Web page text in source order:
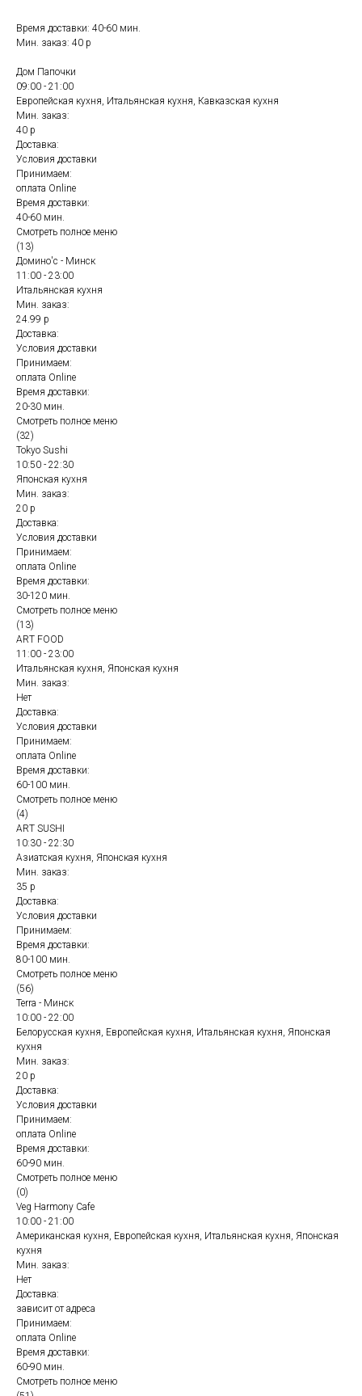
Время доставки: 40-60 мин.
Мин. заказ: 40 р
Дом Папочки
09:00 - 21:00
Европейская кухня, Итальянская кухня, Кавказская кухня
Мин. заказ:
40 р
Доставка:
Условия доставки
Принимаем:
оплата Online
Время доставки:
40-60 мин.
Смотреть полное меню
(13)
Домино'с - Минск
11:00 - 23:00
Итальянская кухня
Мин. заказ:
24.99 р
Доставка:
Условия доставки
Принимаем:
оплата Online
Время доставки:
20-30 мин.
Смотреть полное меню
(32)
Tokyo Sushi
10:50 - 22:30
Японская кухня
Мин. заказ:
20 р
Доставка:
Условия доставки
Принимаем:
оплата Online
Время доставки:
30-120 мин.
Смотреть полное меню
(13)
ART FOOD
11:00 - 23:00
Итальянская кухня, Японская кухня
Мин. заказ:
Нет
Доставка:
Условия доставки
Принимаем:
оплата Online
Время доставки:
60-100 мин.
Смотреть полное меню
(4)
ART SUSHI
10:30 - 22:30
Азиатская кухня, Японская кухня
Мин. заказ:
35 р
Доставка:
Условия доставки
Принимаем:
Время доставки:
80-100 мин.
Смотреть полное меню
(56)
Terra - Минск
10:00 - 22:00
Белорусская кухня, Европейская кухня, Итальянская кухня, Японская
кухня
Мин. заказ:
20 р
Доставка:
Условия доставки
Принимаем:
оплата Online
Время доставки:
60-90 мин.
Смотреть полное меню
(0)
Veg Harmony Cafe
10:00 - 21:00
Американская кухня, Европейская кухня, Итальянская кухня, Японская
кухня
Мин. заказ:
Нет
Доставка:
зависит от адреса
Принимаем:
оплата Online
Время доставки:
60-90 мин.
Смотреть полное меню